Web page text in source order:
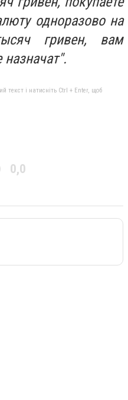
одноразово на
гривен, вам
текст і натисніть Ctrl + Enter, щоб
0,0